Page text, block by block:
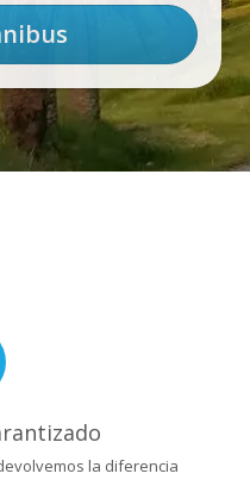
la diferencia